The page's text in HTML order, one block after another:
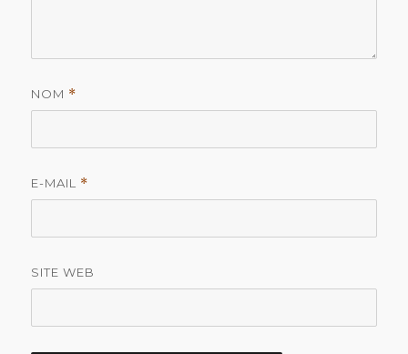
NOM *
E-MAIL *
SITE WEB